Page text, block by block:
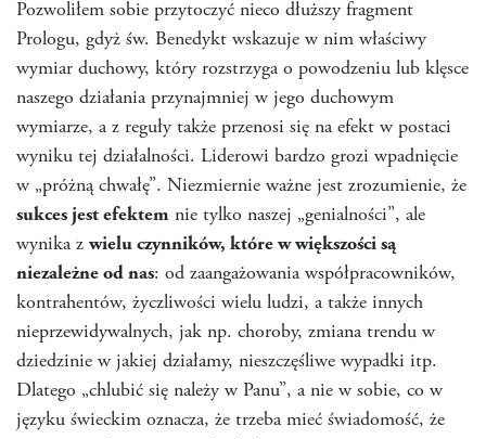
Pozwoliłem sobie przytoczyć nieco dłuższy fragment
Prologu, gdyż św. Benedykt wskazuje w nim właściwy
wymiar duchowy, który rozstrzyga o powodzeniu lub klęsce
naszego działania przynajmniej w jego duchowym
wymiarze, a z reguły także przenosi się na efekt w postaci
wyniku tej działalności. Liderowi bardzo grozi wpadnięcie
w „próżną chwałę”. Niezmiernie ważne jest zrozumienie, że
sukces jest efektem nie tylko naszej „genialności”, ale
wynika z wielu czynników, które w większości są
niezależne od nas: od zaangażowania współpracowników,
kontrahentów, życzliwości wielu ludzi, a także innych
nieprzewidywalnych, jak np. choroby, zmiana trendu w
dziedzinie w jakiej działamy, nieszczęśliwe wypadki itp.
Dlatego „chlubić się należy w Panu”, a nie w sobie, co w
języku świeckim oznacza, że trzeba mieć świadomość, że